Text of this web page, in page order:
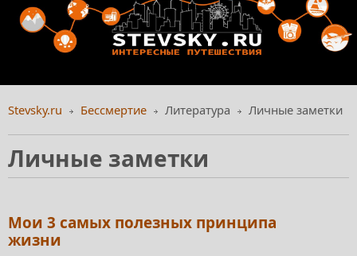
Stevsky.ru Бессмертие Литература Личные заметки
Личные заметки
Мои 3 самых полезных принципа
жизни